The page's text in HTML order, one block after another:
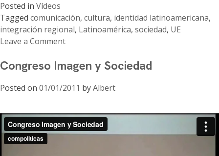
Posted in Vídeos
Tagged comunicación, cultura, identidad latinoamericana,
integración regional, Latinoamérica, sociedad, UE
Leave a Comment
Construcción
la
latinoamericana:
sociedad
y
cultura
Congreso Imagen y Sociedad
Posted on 01/01/2011 byAlbert